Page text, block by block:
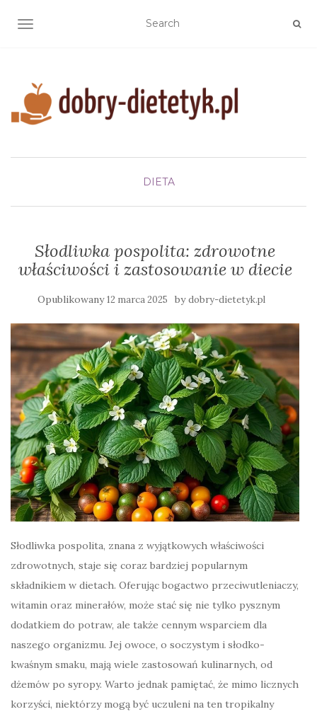
TOGGLE NAVIGATION
DIETA
Słodliwka pospolita: zdrowotne
właściwości i zastosowanie w diecie
Opublikowany12 marca 2025 bydobry-dietetyk.pl
Słodliwka pospolita, znana z wyjątkowych właściwości
zdrowotnych, staje się coraz bardziej popularnym
składnikiem w dietach. Oferując bogactwo przeciwutleniaczy,
witamin oraz minerałów, może stać się nie tylko pysznym
dodatkiem do potraw, ale także cennym wsparciem dla
naszego organizmu. Jej owoce, o soczystym i słodko-
kwaśnym smaku, mają wiele zastosowań kulinarnych, od
dżemów po syropy. Warto jednak pamiętać, że mimo licznych
korzyści, niektórzy mogą być uczuleni na ten tropikalny